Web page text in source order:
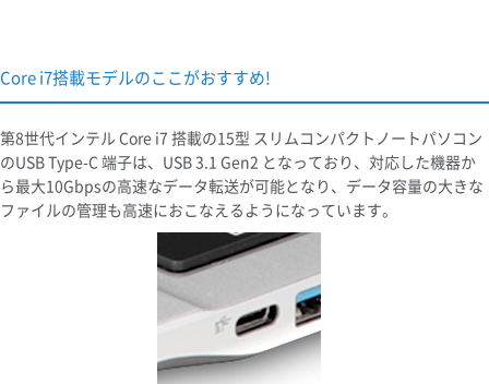
Core i7搭載モデルのここがおすすめ!
第8世代インテル Core i7 搭載の15型 スリムコンパクトノートパソコン
のUSB Type-C 端子は、USB 3.1 Gen2 となっており、対応した機器か
ら最大10Gbpsの高速なデータ転送が可能となり、データ容量の大きな
ファイルの管理も高速におこなえるようになっています。